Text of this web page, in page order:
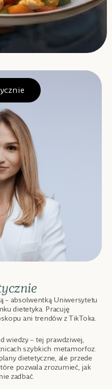
– absolwentką Uniwersytetu
dietetyka. Pracuję
ani trendów z TikToka.
wiedzy – tej prawdziwej,
szybkich metamorfoz.
dietetyczne, ale przede
pozwala zrozumieć, jak
zadbać.